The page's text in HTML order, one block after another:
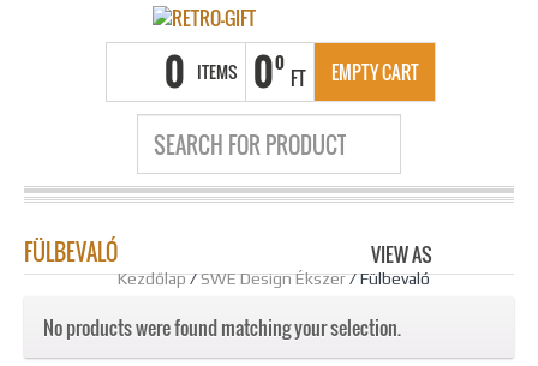
0 ITEMS 00
FT EMPTY CART
FÜLBEVALÓ VIEW AS
Kezdőlap/SWE Design Ékszer/ Fülbevaló
No products were found matching your selection.